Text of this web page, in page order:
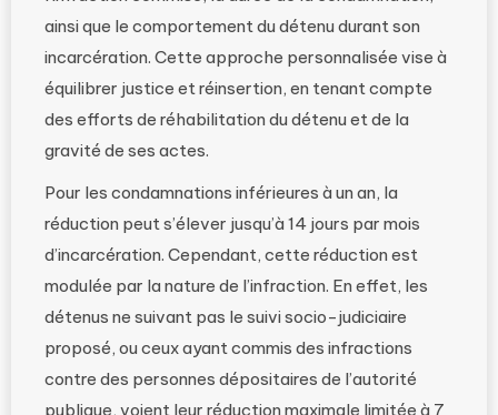
ainsi que le comportement du détenu durant son
incarcération. Cette approche personnalisée vise à
équilibrer justice et réinsertion, en tenant compte
des efforts de réhabilitation du détenu et de la
gravité de ses actes.
Pour les condamnations inférieures à un an, la
réduction peut s’élever jusqu’à 14 jours par mois
d’incarcération. Cependant, cette réduction est
modulée par la nature de l’infraction. En effet, les
détenus ne suivant pas le suivi socio-judiciaire
proposé, ou ceux ayant commis des infractions
contre des personnes dépositaires de l’autorité
publique, voient leur réduction maximale limitée à 7